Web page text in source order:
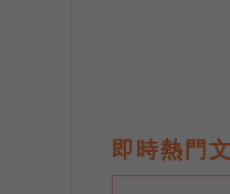
即時熱門